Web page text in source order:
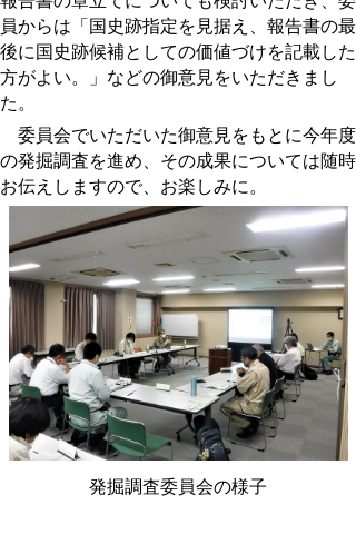
員からは「国史跡指定を見据え、報告書の最
後に国史跡候補としての価値づけを記載した
方がよい。」などの御意見をいただきまし
た。
委員会でいただいた御意見をもとに今年度
の発掘調査を進め、その成果については随時
お伝えしますので、お楽しみに。
発掘調査委員会の様子